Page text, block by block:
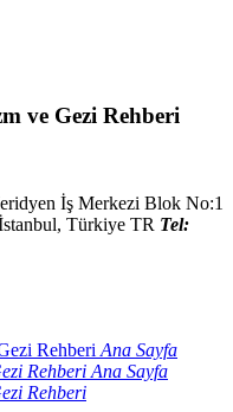
ve Gezi Rehberi
İş Merkezi Blok No:1
, Türkiye TR Tel:
Ana Sayfa
Ana Sayfa